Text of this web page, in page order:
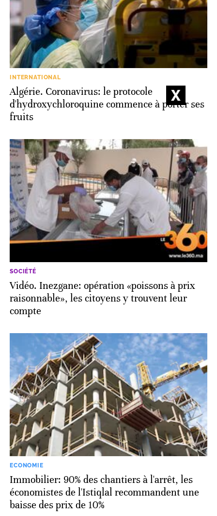
INTERNATIONAL
Algérie. Coronavirus: le protocole
d'hydroxychloroquine commence à porter ses
fruits
SOCIÉTÉ
Vidéo. Inezgane: opération «poissons à prix
raisonnable», les citoyens y trouvent leur
compte
ECONOMIE
Immobilier: 90% des chantiers à l'arrêt, les
économistes de l'Istiqlal recommandent une
baisse des prix de 10%